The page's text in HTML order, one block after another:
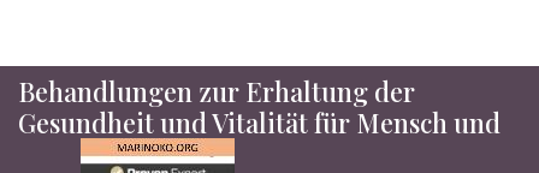
Behandlungen zur Erhaltung der
Gesundheit und Vitalität für Mensch und